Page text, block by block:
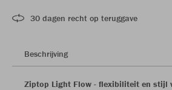
30 dagen recht op teruggave
Beschrijving
Ziptop Light Flow - flexibiliteit en stijl